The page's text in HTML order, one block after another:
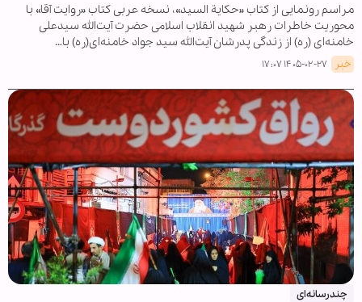
مراسم رونمایی از کتاب «حکایة السید»، نسخه عربی کتاب «روایت آقا» با
محوریت خاطرات رهبر شهید انقلاب اسلامی حضرت آیت‌الله سیدعلی
خامنه‌ای (ره‌) از زندگی پدرشان آیت‌الله سید جواد خامنه‌ای(ره) با…
خبر ۱۴۰۵-۰۲-۲۷ ۱۷:۰۷
چندرسانه‌ای